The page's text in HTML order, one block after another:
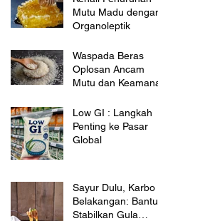
Mutu Madu dengan
Organoleptik
Waspada Beras
Oplosan Ancam
Mutu dan Keamanan
Low GI : Langkah
Penting ke Pasar
Global
Sayur Dulu, Karbo
Belakangan: Bantu
Stabilkan Gula